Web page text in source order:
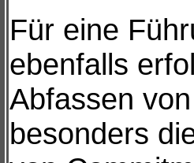
Für eine
ebenfalls
Abfassen
besonders